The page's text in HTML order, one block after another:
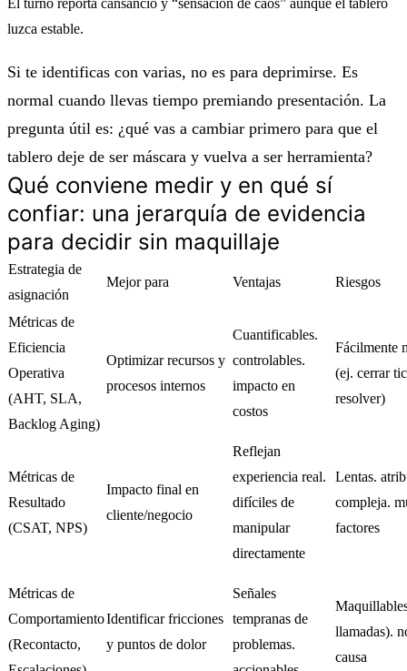
luzca estable.
Si te identificas con varias, no es para deprimirse. Es
normal cuando llevas tiempo premiando presentación. La
pregunta útil es: ¿qué vas a cambiar primero para que el
tablero deje de ser máscara y vuelva a ser herramienta?
Qué conviene medir y en qué sí
confiar: una jerarquía de evidencia
para decidir sin maquillaje
Estrategia de
asignación
Mejor para Ventajas Riesgos
Métricas de
Eficiencia
Operativa
(AHT, SLA,
Backlog Aging)
Optimizar recursos y
procesos internos
Cuantificables.
controlables.
impacto en
costos
Fácilmente
(ej. cerrar
resolver)
Métricas de
Resultado
(CSAT, NPS)
Impacto final en
cliente/negocio
Reflejan
experiencia real.
difíciles de
manipular
directamente
Lentas.
compleja.
factores
Métricas de
Comportamiento
(Recontacto,
Identificar fricciones
y puntos de dolor
Señales
tempranas de
problemas.
llamadas).
causa